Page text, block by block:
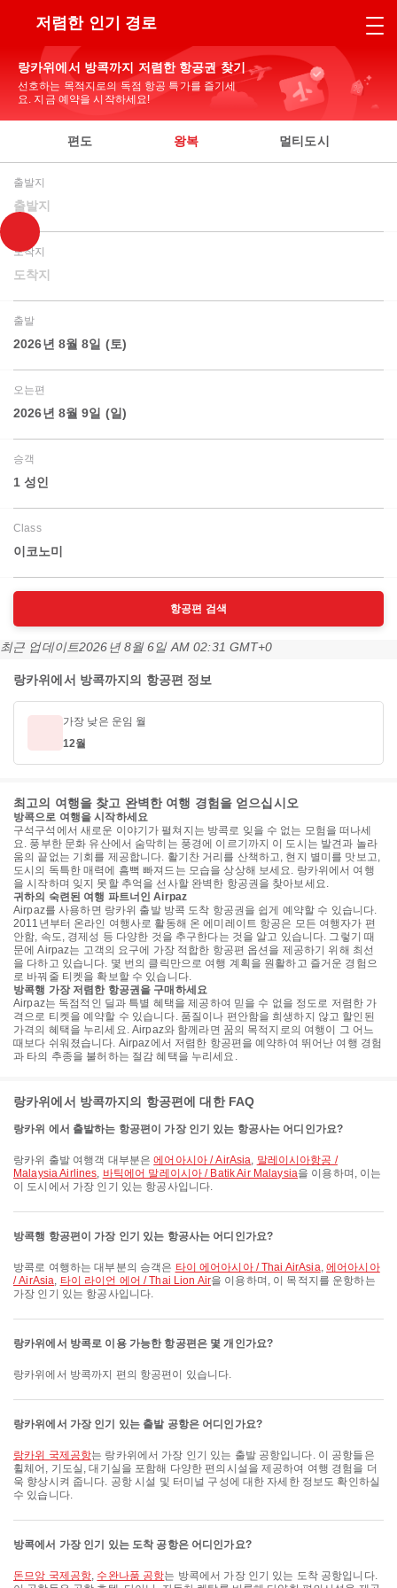
저렴한 인기 경로
랑카위에서 방콕까지 저렴한 항공권 찾기
선호하는 목적지로의 독점 항공 특가를 즐기세
요. 지금 예약을 시작하세요!
편도 왕복 멀티도시
출발지
출발지
도착지
도착지
출발
2026년 8월 8일 (토)
오는편
2026년 8월 9일 (일)
승객
1 성인
Class
이코노미
항공편 검색
최근 업데이트2026년 8월 6일 AM 02:31 GMT+0
랑카위에서 방콕까지의 항공편 정보
가장 낮은 운임 월
12월
최고의 여행을 찾고 완벽한 여행 경험을 얻으십시오
방콕으로 여행을 시작하세요
구석구석에서 새로운 이야기가 펼쳐지는 방콕로 잊을 수 없는 모험을 떠나세
요. 풍부한 문화 유산에서 숨막히는 풍경에 이르기까지 이 도시는 발견과 놀라
움의 끝없는 기회를 제공합니다. 활기찬 거리를 산책하고, 현지 별미를 맛보고,
도시의 독특한 매력에 흠뻑 빠져드는 모습을 상상해 보세요. 랑카위에서 여행
을 시작하며 잊지 못할 추억을 선사할 완벽한 항공권을 찾아보세요.
귀하의 숙련된 여행 파트너인 Airpaz
Airpaz를 사용하면 랑카위 출발 방콕 도착 항공권을 쉽게 예약할 수 있습니다.
2011년부터 온라인 여행사로 활동해 온 에미레이트 항공은 모든 여행자가 편
안함, 속도, 경제성 등 다양한 것을 추구한다는 것을 알고 있습니다. 그렇기 때
문에 Airpaz는 고객의 요구에 가장 적합한 항공편 옵션을 제공하기 위해 최선
을 다하고 있습니다. 몇 번의 클릭만으로 여행 계획을 원활하고 즐거운 경험으
로 바꿔줄 티켓을 확보할 수 있습니다.
방콕행 가장 저렴한 항공권을 구매하세요
Airpaz는 독점적인 딜과 특별 혜택을 제공하여 믿을 수 없을 정도로 저렴한 가
격으로 티켓을 예약할 수 있습니다. 품질이나 편안함을 희생하지 않고 할인된
가격의 혜택을 누리세요. Airpaz와 함께라면 꿈의 목적지로의 여행이 그 어느
때보다 쉬워졌습니다. Airpaz에서 저렴한 항공편을 예약하여 뛰어난 여행 경험
과 타의 추종을 불허하는 절감 혜택을 누리세요.
랑카위에서 방콕까지의 항공편에 대한 FAQ
랑카위 에서 출발하는 항공편이 가장 인기 있는 항공사는 어디인가요?
랑카위 출발 여행객 대부분은에어아시아 / AirAsia, 말레이시아항공 /
Malaysia Airlines, 바틱에어 말레이시아 / Batik Air Malaysia을 이용하며, 이는
이 도시에서 가장 인기 있는 항공사입니다.
방콕행 항공편이 가장 인기 있는 항공사는 어디인가요?
방콕로 여행하는 대부분의 승객은 타이 에어아시아 / Thai AirAsia,에어아시아
/ AirAsia, 타이 라이언 에어 / Thai Lion Air을 이용하며, 이 목적지를 운항하는
가장 인기 있는 항공사입니다.
랑카위에서 방콕로 이용 가능한 항공편은 몇 개인가요?
랑카위에서 방콕까지 편의 항공편이 있습니다.
랑카위에서 가장 인기 있는 출발 공항은 어디인가요?
랑카위 국제공항는 랑카위에서 가장 인기 있는 출발 공항입니다. 이 공항들은
휠체어, 기도실, 대기실을 포함해 다양한 편의시설을 제공하여 여행 경험을 더
욱 향상시켜 줍니다. 공항 시설 및 터미널 구성에 대한 자세한 정보도 확인하실
수 있습니다.
방콕에서 가장 인기 있는 도착 공항은 어디인가요?
돈므앙 국제공항, 수완나품 공항는 방콕에서 가장 인기 있는 도착 공항입니다.